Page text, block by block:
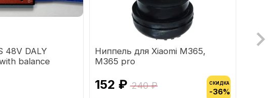
48V DALY
balance
Ниппель для Xiaomi M365,
M365 pro
152 ₽ 240 ₽ СКИДКА
-36%